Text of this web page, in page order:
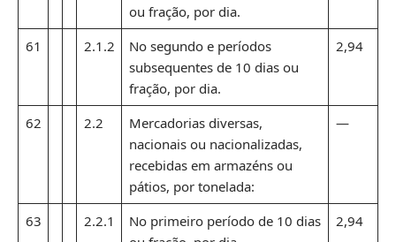
ou fração, por dia.
61 2.1.2
No segundo e períodos
subsequentes de 10 dias ou
fração, por dia.
2,94
62 2.2
Mercadorias diversas,
nacionais ou nacionalizadas,
recebidas em armazéns ou
pátios, por tonelada:
—
63 2.2.1
No primeiro período de 10 dias
2,94